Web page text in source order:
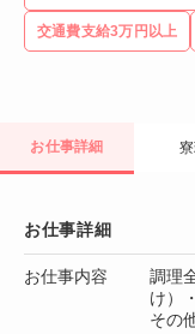
交通費支給3万円以上
お仕事詳細
お仕事詳細
お仕事内容
調理
け）
その